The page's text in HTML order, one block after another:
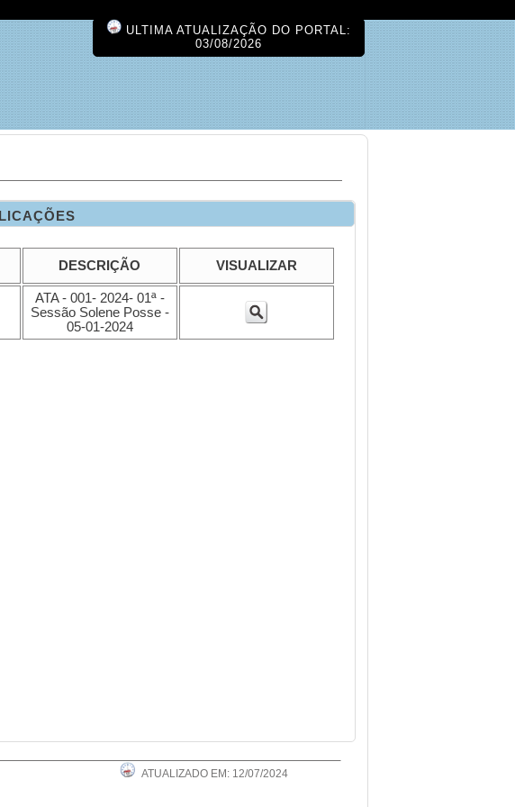
ULTIMA ATUALIZAÇÃO DO PORTAL:
03/08/2026
DESCRIÇÃO VISUALIZAR
ATA - 001- 2024- 01ª -
Sessão Solene Posse -
05-01-2024
ATUALIZADO EM: 12/07/2024